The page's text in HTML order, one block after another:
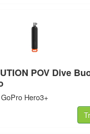
POV Dive
Hero3+